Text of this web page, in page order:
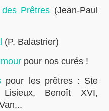
Prêtres (Jean-Paul
(P. Balastrier)
pour nos curés !
pour les prêtres : Ste
Benoît XVI,